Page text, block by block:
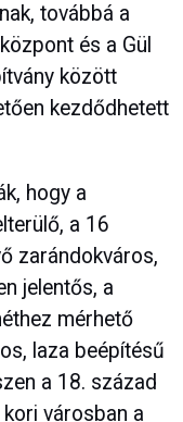
továbbá a
és a Gül
között
kezdődhetett
hogy a
a 16
zarándokváros,
jelentős, a
mérhető
laza beépítésű
a 18. század
városban a